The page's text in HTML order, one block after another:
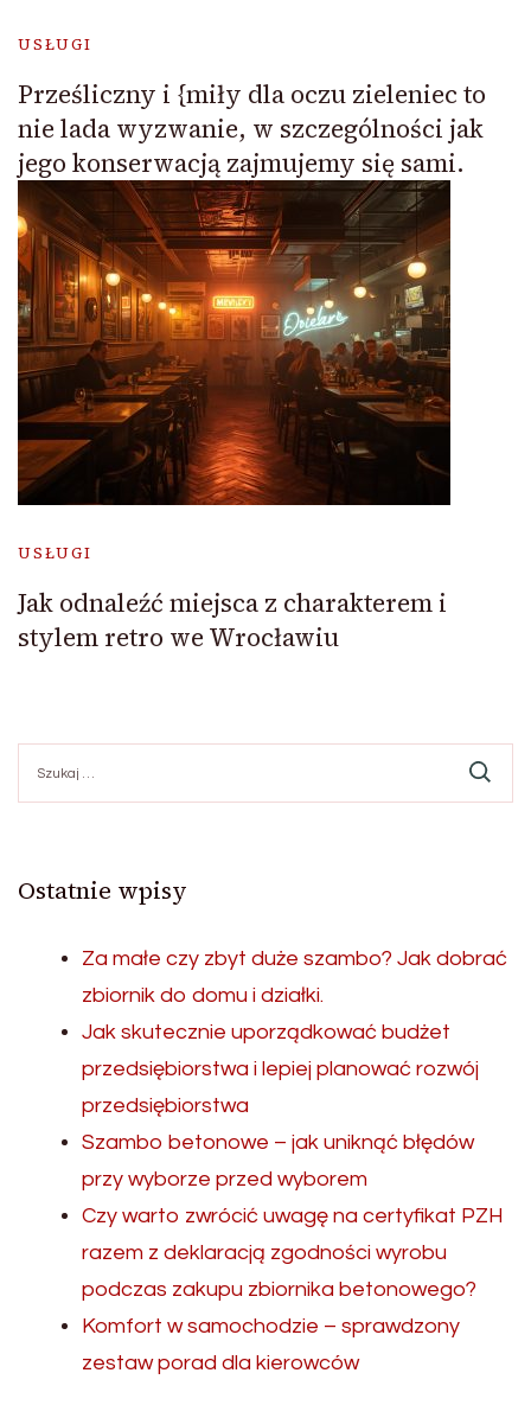
USŁUGI
Prześliczny i {miły dla oczu zieleniec to
nie lada wyzwanie, w szczególności jak
jego konserwacją zajmujemy się sami.
USŁUGI
Jak odnaleźć miejsca z charakterem i
stylem retro we Wrocławiu
Ostatnie wpisy
Za małe czy zbyt duże szambo? Jak dobrać
zbiornik do domu i działki.
Jak skutecznie uporządkować budżet
przedsiębiorstwa i lepiej planować rozwój
przedsiębiorstwa
Szambo betonowe – jak uniknąć błędów
przy wyborze przed wyborem
Czy warto zwrócić uwagę na certyfikat PZH
razem z deklaracją zgodności wyrobu
podczas zakupu zbiornika betonowego?
Komfort w samochodzie – sprawdzony
zestaw porad dla kierowców